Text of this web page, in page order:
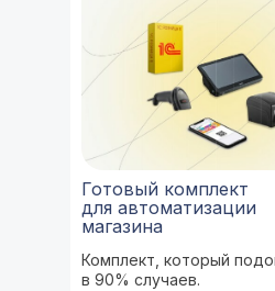
Комплект, который
в 90% случаев.
Готовый комплект
для автоматизации
магазина